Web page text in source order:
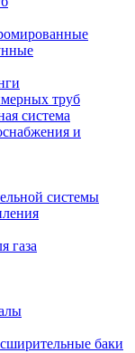
труб
система
и
системы
газа
баки